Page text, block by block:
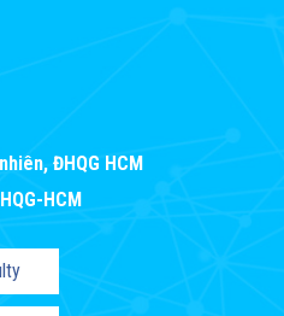
ĐHQG HCM
HCM